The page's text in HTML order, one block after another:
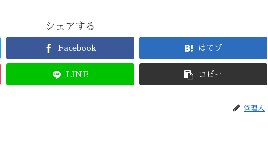
シェアする
Facebook はてブ
LINE コピー
管理人